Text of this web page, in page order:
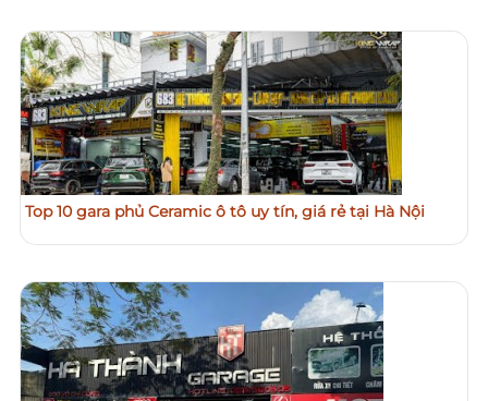
Top 10 gara phủ Ceramic ô tô uy tín, giá rẻ tại Hà Nội